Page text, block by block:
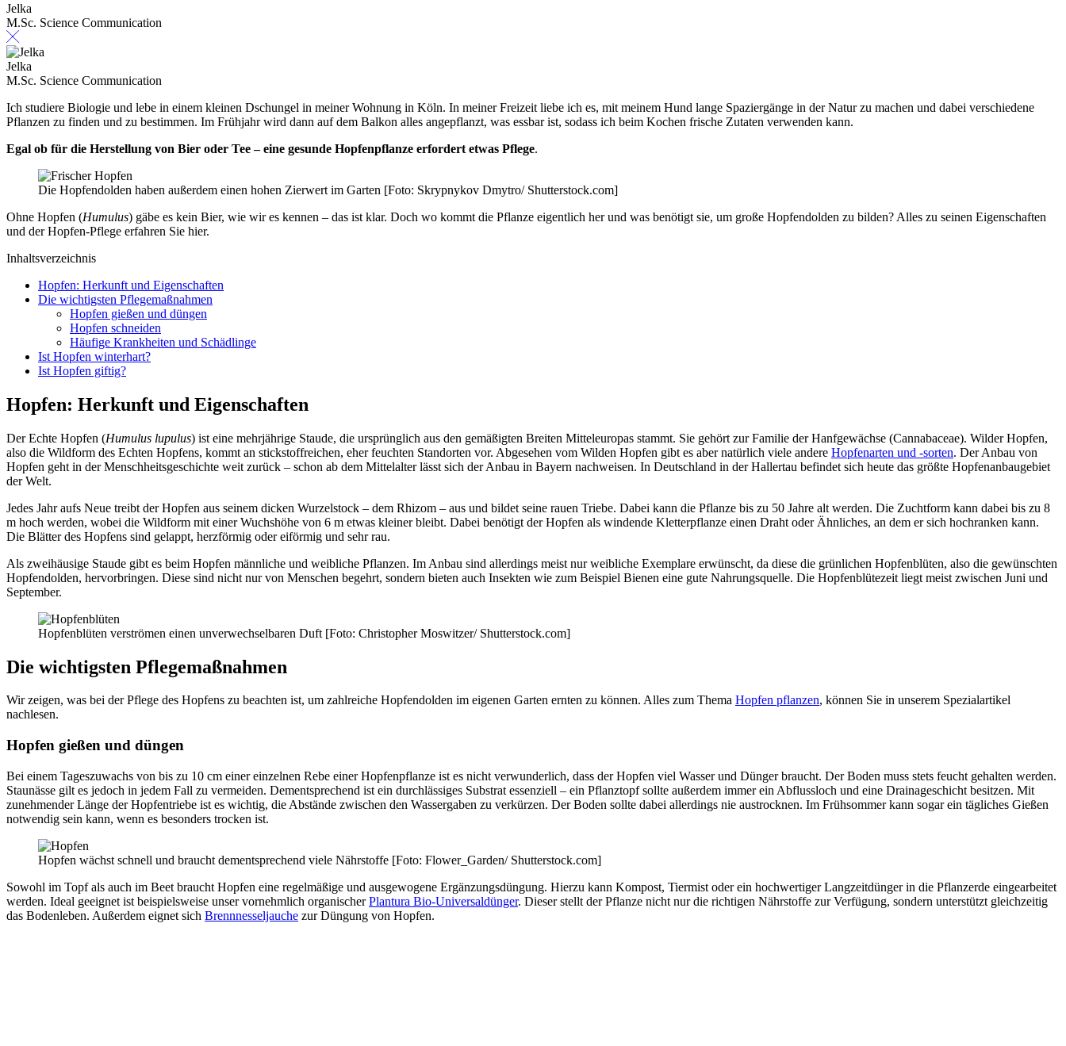
Jelka
M.Sc. Science Communication
Jelka
M.Sc. Science Communication
Ich studiere Biologie und lebe in einem kleinen Dschungel in meiner Wohnung in Köln. In meiner Freizeit liebe ich es, mit meinem Hund lange Spaziergänge in der Natur zu machen und dabei verschiedene
Pflanzen zu finden und zu bestimmen. Im Frühjahr wird dann auf dem Balkon alles angepflanzt, was essbar ist, sodass ich beim Kochen frische Zutaten verwenden kann.
Egal ob für die Herstellung von Bier oder Tee – eine gesunde Hopfenpflanze erfordert etwas Pflege.
Die Hopfendolden haben außerdem einen hohen Zierwert im Garten [Foto: Skrypnykov Dmytro/ Shutterstock.com]
Ohne Hopfen (Humulus) gäbe es kein Bier, wie wir es kennen – das ist klar. Doch wo kommt die Pflanze eigentlich her und was benötigt sie, um große Hopfendolden zu bilden? Alles zu seinen Eigenschaften
und der Hopfen-Pflege erfahren Sie hier.
Inhaltsverzeichnis
Hopfen: Herkunft und Eigenschaften
Die wichtigsten Pflegemaßnahmen
Hopfen gießen und düngen
Hopfen schneiden
Häufige Krankheiten und Schädlinge
Ist Hopfen winterhart?
Ist Hopfen giftig?
Hopfen: Herkunft und Eigenschaften
Der Echte Hopfen (Humulus lupulus) ist eine mehrjährige Staude, die ursprünglich aus den gemäßigten Breiten Mitteleuropas stammt. Sie gehört zur Familie der Hanfgewächse (Cannabaceae). Wilder Hopfen,
also die Wildform des Echten Hopfens, kommt an stickstoffreichen, eher feuchten Standorten vor. Abgesehen vom Wilden Hopfen gibt es aber natürlich viele andere Hopfenarten und -sorten. Der Anbau von
Hopfen geht in der Menschheitsgeschichte weit zurück – schon ab dem Mittelalter lässt sich der Anbau in Bayern nachweisen. In Deutschland in der Hallertau befindet sich heute das größte Hopfenanbaugebiet
der Welt.
Jedes Jahr aufs Neue treibt der Hopfen aus seinem dicken Wurzelstock – dem Rhizom – aus und bildet seine rauen Triebe. Dabei kann die Pflanze bis zu 50 Jahre alt werden. Die Zuchtform kann dabei bis zu 8
m hoch werden, wobei die Wildform mit einer Wuchshöhe von 6 m etwas kleiner bleibt. Dabei benötigt der Hopfen als windende Kletterpflanze einen Draht oder Ähnliches, an dem er sich hochranken kann.
Die Blätter des Hopfens sind gelappt, herzförmig oder eiförmig und sehr rau.
Als zweihäusige Staude gibt es beim Hopfen männliche und weibliche Pflanzen. Im Anbau sind allerdings meist nur weibliche Exemplare erwünscht, da diese die grünlichen Hopfenblüten, also die gewünschten
Hopfendolden, hervorbringen. Diese sind nicht nur von Menschen begehrt, sondern bieten auch Insekten wie zum Beispiel Bienen eine gute Nahrungsquelle. Die Hopfenblütezeit liegt meist zwischen Juni und
September.
Hopfenblüten verströmen einen unverwechselbaren Duft [Foto: Christopher Moswitzer/ Shutterstock.com]
Die wichtigsten Pflegemaßnahmen
Wir zeigen, was bei der Pflege des Hopfens zu beachten ist, um zahlreiche Hopfendolden im eigenen Garten ernten zu können. Alles zum Thema Hopfen pflanzen, können Sie in unserem Spezialartikel
nachlesen.
Hopfen gießen und düngen
Bei einem Tageszuwachs von bis zu 10 cm einer einzelnen Rebe einer Hopfenpflanze ist es nicht verwunderlich, dass der Hopfen viel Wasser und Dünger braucht. Der Boden muss stets feucht gehalten werden.
Staunässe gilt es jedoch in jedem Fall zu vermeiden. Dementsprechend ist ein durchlässiges Substrat essenziell – ein Pflanztopf sollte außerdem immer ein Abflussloch und eine Drainageschicht besitzen. Mit
zunehmender Länge der Hopfentriebe ist es wichtig, die Abstände zwischen den Wassergaben zu verkürzen. Der Boden sollte dabei allerdings nie austrocknen. Im Frühsommer kann sogar ein tägliches Gießen
notwendig sein kann, wenn es besonders trocken ist.
Hopfen wächst schnell und braucht dementsprechend viele Nährstoffe [Foto: Flower_Garden/ Shutterstock.com]
Sowohl im Topf als auch im Beet braucht Hopfen eine regelmäßige und ausgewogene Ergänzungsdüngung. Hierzu kann Kompost, Tiermist oder ein hochwertiger Langzeitdünger in die Pflanzerde eingearbeitet
werden. Ideal geeignet ist beispielsweise unser vornehmlich organischerPlantura Bio-Universaldünger. Dieser stellt der Pflanze nicht nur die richtigen Nährstoffe zur Verfügung, sondern unterstützt gleichzeitig
das Bodenleben. Außerdem eignet sich Brennnesseljauche zur Düngung von Hopfen.